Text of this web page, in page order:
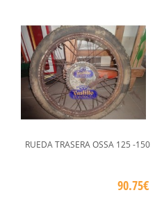
RUEDA TRASERA OSSA 125 -150
90.75€